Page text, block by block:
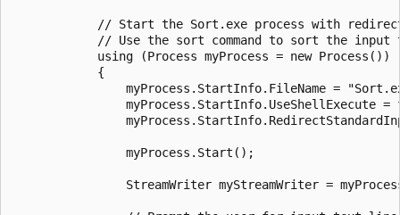
// Start the Sort.exe process with
// Use the sort command to sort the input
            using (Process myProcess = new Process())
            {
myProcess.StartInfo.FileName =
myProcess.StartInfo.UseShellExecute =
                myProcess.Start();
StreamWriter myStreamWriter =